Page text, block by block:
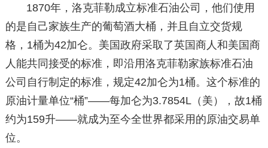
1870年，洛克菲勒成立标准石油公司，他们使用
的是自己家族生产的葡萄酒大桶，并且自立交货规
格，1桶为42加仑。美国政府采取了英国商人和美国商
人能共同接受的标准，即沿用洛克菲勒家族标准石油
公司自行制定的标准，规定42加仑为1桶。这个标准的
原油计量单位“桶”——每加仑为3.7854L（美），故1桶
约为159升——就成为至今全世界都采用的原油交易单
位。